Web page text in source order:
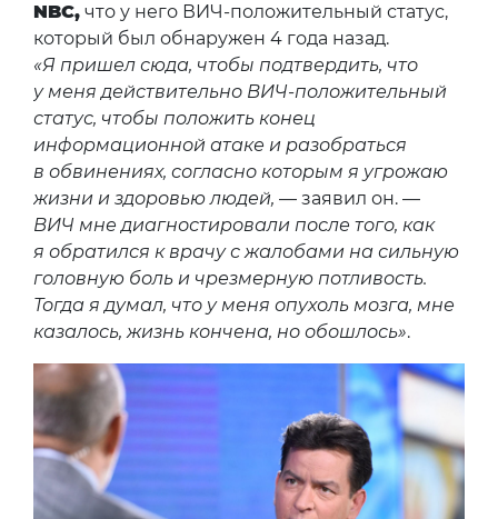
NBC, что у него ВИЧ-положительный статус,
который был обнаружен 4 года назад.
«Я пришел сюда, чтобы подтвердить, что
у меня действительно ВИЧ-положительный
статус, чтобы положить конец
информационной атаке и разобраться
в обвинениях, согласно которым я угрожаю
жизни и здоровью людей, — заявил он. —
ВИЧ мне диагностировали после того, как
я обратился к врачу с жалобами на сильную
головную боль и чрезмерную потливость.
Тогда я думал, что у меня опухоль мозга, мне
казалось, жизнь кончена, но обошлось».